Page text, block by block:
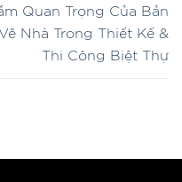
Quan Trọng Của Bản
Vẽ Nhà Trong Thiết Kế &
Thi Công Biệt Thự